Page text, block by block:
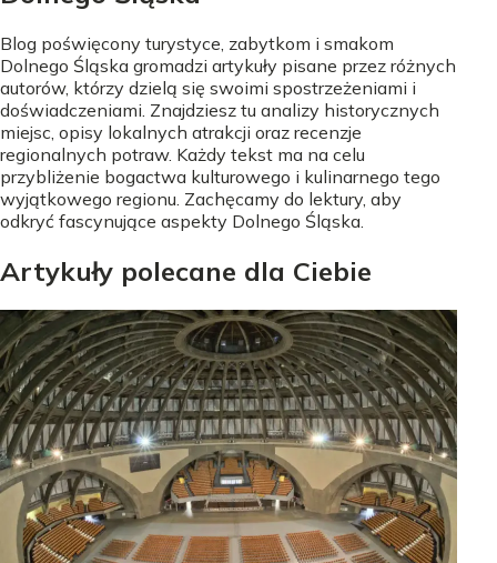
Blog poświęcony turystyce, zabytkom i smakom
Dolnego Śląska gromadzi artykuły pisane przez różnych
autorów, którzy dzielą się swoimi spostrzeżeniami i
doświadczeniami. Znajdziesz tu analizy historycznych
miejsc, opisy lokalnych atrakcji oraz recenzje
regionalnych potraw. Każdy tekst ma na celu
przybliżenie bogactwa kulturowego i kulinarnego tego
wyjątkowego regionu. Zachęcamy do lektury, aby
odkryć fascynujące aspekty Dolnego Śląska.
Artykuły polecane dla Ciebie